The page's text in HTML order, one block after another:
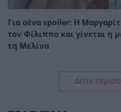
Για σένα spoiler: Η
τον Φίλιππο και γίνεται η
τη Μελίνα
Δείτε